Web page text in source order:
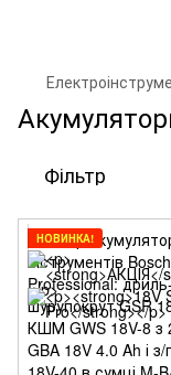
Фільтр
НОВИНКА!